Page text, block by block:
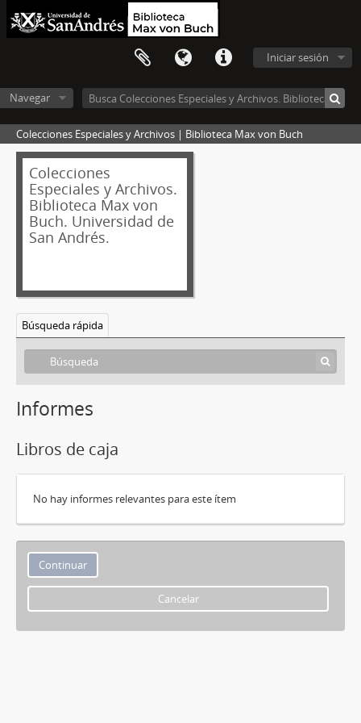
Iniciar sesión
Navegar
Colecciones Especiales y Archivos | Biblioteca Max von Buch
Colecciones
Especiales y Archivos.
Biblioteca Max von
Buch. Universidad de
San Andrés.
Búsqueda rápida
Informes
Libros de caja
No hay informes relevantes para este ítem
Cancelar